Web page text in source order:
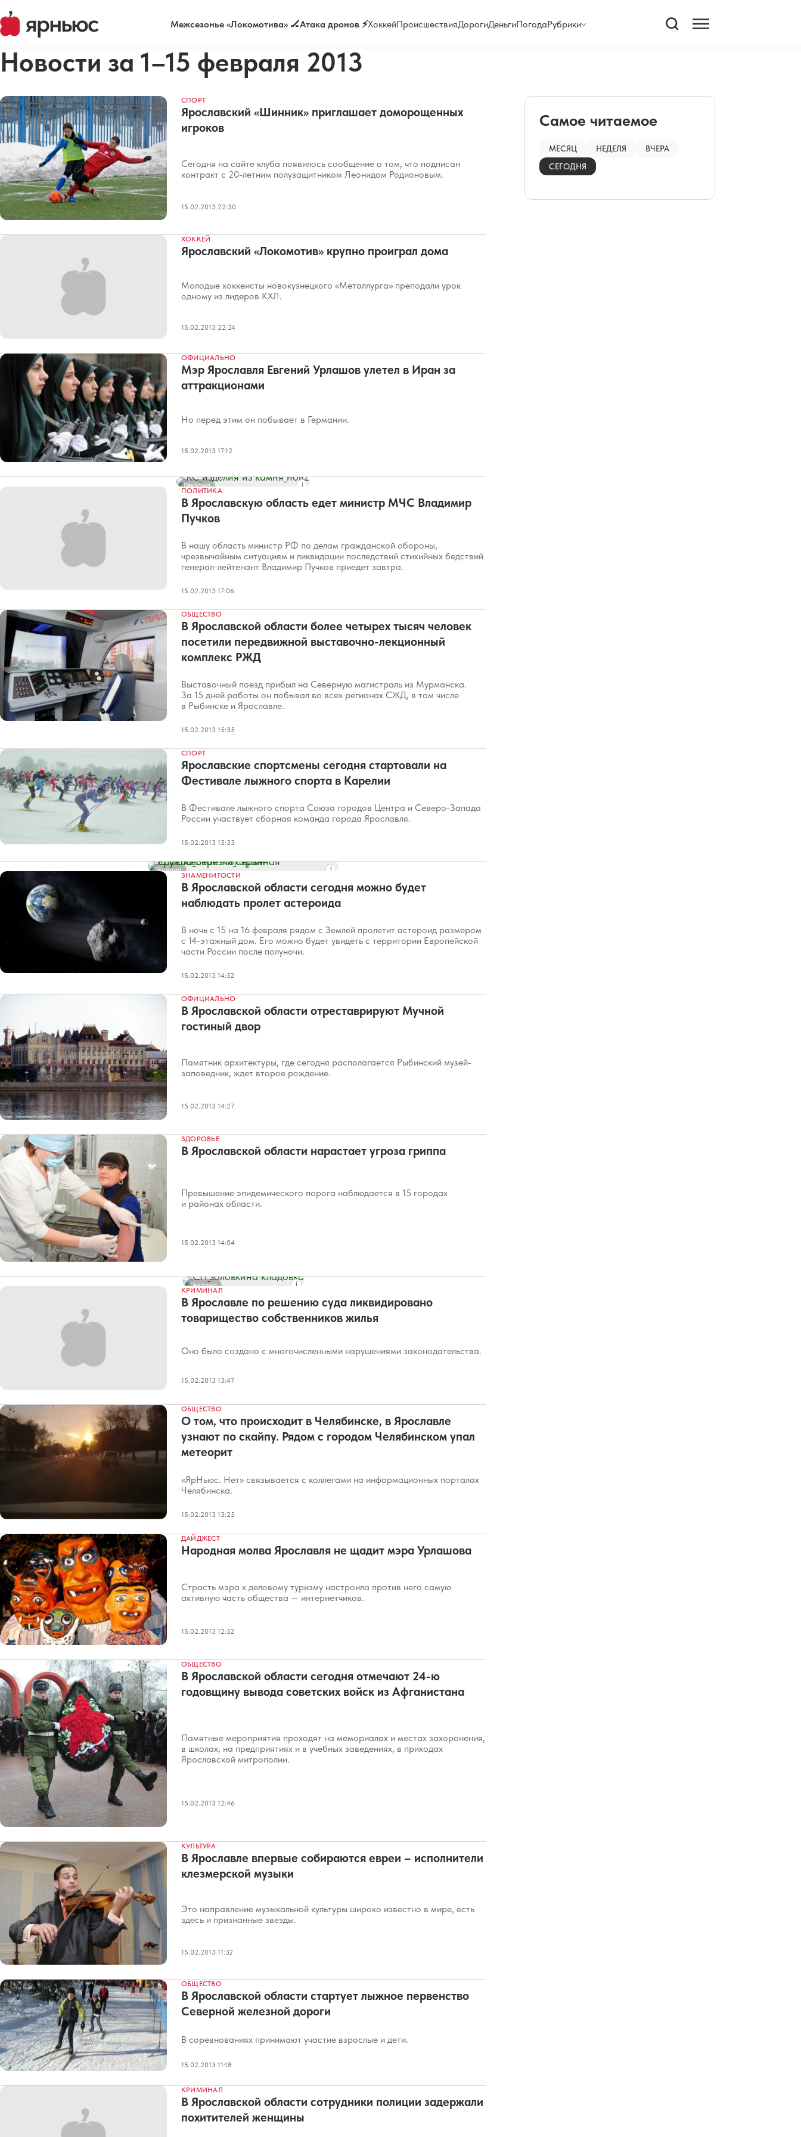
Межсезонье «Локомотива» 🏒Атака дронов ⚡ХоккейПроисшествияДорогиДеньгиПогодаРубрики
Новости за 1–15 февраля 2013
СПОРТ
Ярославский «Шинник» приглашает доморощенных
игроков
Сегодня на сайте клуба появилось сообщение о том, что подписан
контракт с 20-летним полузащитником Леонидом Родионовым.
15.02.2013 22:30
ХОККЕЙ
Ярославский «Локомотив» крупно проиграл дома
Молодые хоккеисты новокузнецкого «Металлурга» преподали урок
одному из лидеров КХЛ.
15.02.2013 22:24
ОФИЦИАЛЬНО
Мэр Ярославля Евгений Урлашов улетел в Иран за
аттракционами
Но перед этим он побывает в Германии.
15.02.2013 17:12
Реклама
ПОЛИТИКА
В Ярославскую область едет министр МЧС Владимир
Пучков
В нашу область министр РФ по делам гражданской обороны,
чрезвычайным ситуациям и ликвидации последствий стихийных бедствий
генерал-лейтенант Владимир Пучков приедет завтра.
15.02.2013 17:06
ОБЩЕСТВО
В Ярославской области более четырех тысяч человек
посетили передвижной выставочно-лекционный
комплекс РЖД
Выставочный поезд прибыл на Северную магистраль из Мурманска.
За 15 дней работы он побывал во всех регионах СЖД, в том числе
в Рыбинске и Ярославле.
15.02.2013 15:35
СПОРТ
Ярославские спортсмены сегодня стартовали на
Фестивале лыжного спорта в Карелии
В Фестивале лыжного спорта Союза городов Центра и Северо-Запада
России участвует сборная команда города Ярославля.
15.02.2013 15:33
Реклама
ЗНАМЕНИТОСТИ
В Ярославской области сегодня можно будет
наблюдать пролет астероида
В ночь с 15 на 16 февраля рядом с Землей пролетит астероид размером
с 14-этажный дом. Его можно будет увидеть с территории Европейской
части России после полуночи.
15.02.2013 14:52
ОФИЦИАЛЬНО
В Ярославской области отреставрируют Мучной
гостиный двор
Памятник архитектуры, где сегодня располагается Рыбинский музей-
заповедник, ждет второе рождение.
15.02.2013 14:27
ЗДОРОВЬЕ
В Ярославской области нарастает угроза гриппа
Превышение эпидемического порога наблюдается в 15 городах
и районах области.
15.02.2013 14:04
Реклама
КРИМИНАЛ
В Ярославле по решению суда ликвидировано
товарищество собственников жилья
Оно было создано с многочисленными нарушениями законодательства.
15.02.2013 13:47
ОБЩЕСТВО
О том, что происходит в Челябинске, в Ярославле
узнают по скайпу. Рядом с городом Челябинском упал
метеорит
«ЯрНьюс. Нет» связывается с коллегами на информационных порталах
Челябинска.
15.02.2013 13:25
ДАЙДЖЕСТ
Народная молва Ярославля не щадит мэра Урлашова
Страсть мэра к деловому туризму настроила против него самую
активную часть общества — интернетчиков.
15.02.2013 12:52
ОБЩЕСТВО
В Ярославской области сегодня отмечают 24-ю
годовщину вывода советских войск из Афганистана
Памятные мероприятия проходят на мемориалах и местах захоронения,
в школах, на предприятиях и в учебных заведениях, в приходах
Ярославской митрополии.
15.02.2013 12:46
КУЛЬТУРА
В Ярославле впервые собираются евреи – исполнители
клезмерской музыки
Это направление музыкальной культуры широко известно в мире, есть
здесь и признанные звезды.
15.02.2013 11:32
ОБЩЕСТВО
В Ярославской области стартует лыжное первенство
Северной железной дороги
В соревнованиях принимают участие взрослые и дети.
15.02.2013 11:18
КРИМИНАЛ
В Ярославской области сотрудники полиции задержали
похитителей женщины
Самое читаемое
МЕСЯЦ НЕДЕЛЯ
ВЧЕРА
СЕГОДНЯ